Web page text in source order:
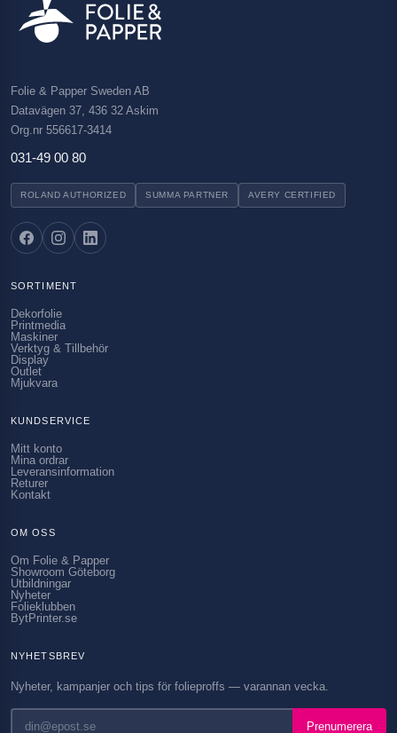
Folie & Papper Sweden AB
Datavägen 37, 436 32 Askim
Org.nr 556617-3414
031-49 00 80
ROLAND AUTHORIZED SUMMA PARTNER AVERY CERTIFIED
SORTIMENT
Dekorfolie
Printmedia
Maskiner
Verktyg & Tillbehör
Display
Outlet
Mjukvara
KUNDSERVICE
Mitt konto
Mina ordrar
Leveransinformation
Returer
Kontakt
OM OSS
Om Folie & Papper
Showroom Göteborg
Utbildningar
Nyheter
Folieklubben
BytPrinter.se
NYHETSBREV
Nyheter, kampanjer och tips för folieproffs — varannan vecka.
Prenumerera